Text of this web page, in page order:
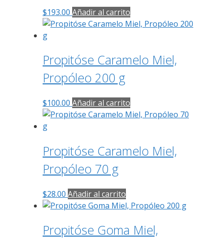
$193.00 Añadir al carrito
Propitóse Caramelo Miel,
Propóleo 200 g
$100.00 Añadir al carrito
Propitóse Caramelo Miel,
Propóleo 70 g
$28.00 Añadir al carrito
Propitóse Goma Miel,